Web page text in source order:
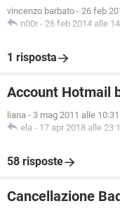
vincenzo barbato - 26 feb
n00r - 26 feb 2014 alle
1 risposta
Account Hotmail
liana - 3 mag 2011 alle 10:31
ela - 17 apr 2018 alle
58 risposte
Cancellazione